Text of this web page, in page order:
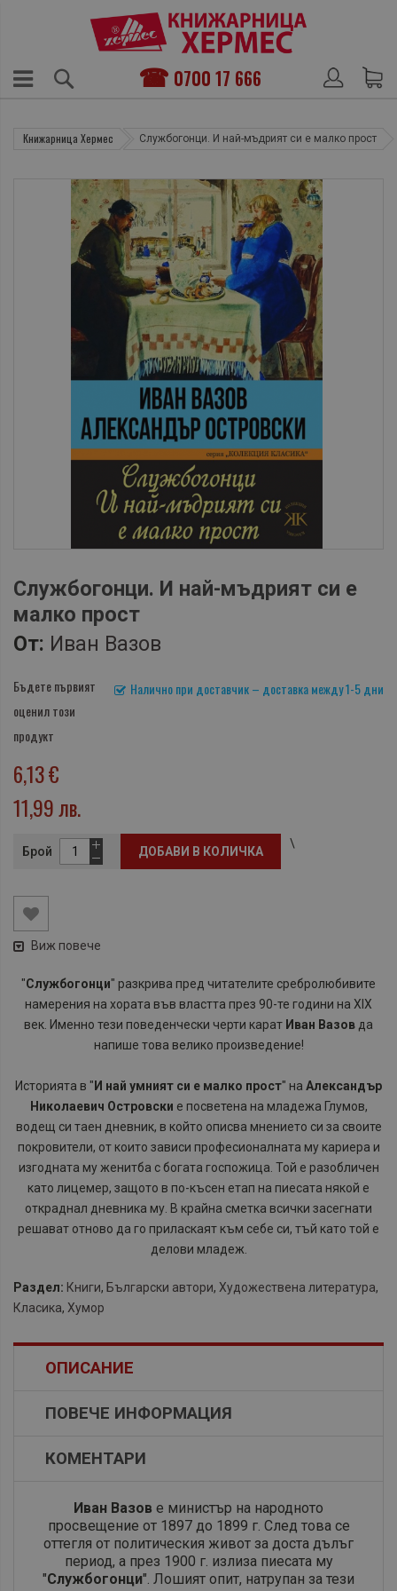
0700 17 666
Книжарница Хермес Службогонци. И най-мъдрият си е малко прост
Службогонци. И най-мъдрият си е
малко прост
От: Иван Вазов
Налично при доставчик – доставка между 1-5 дни
Бъдете първият
оценил този
продукт
6,13 €
11,99 лв.
Брой ДОБАВИ В КОЛИЧКА
\
Виж повече
"Службогонци" разкрива пред читателите сребролюбивите
намерения на хората във властта през 90-те години на XIX
век. Именно тези поведенчески черти карат Иван Вазовда
напише това велико произведение!
Историята в " И най умният си е малко прост" на Александър
Николаевич Островски е посветена на младежа Глумов,
водещ си таен дневник, в който описва мнението си за своите
покровители, от които зависи професионалната му кариера и
изгодната му женитба с богата госпожица. Той е разобличен
като лицемер, защото в по-късен етап на пиесата някой е
откраднал дневника му. В крайна сметка всички засегнати
решават отново да го приласкаят към себе си, тъй като той е
делови младеж.
Раздел: Книги, Български автори, Художествена литература,
Класика, Хумор
ОПИСАНИЕ
ПОВЕЧЕ ИНФОРМАЦИЯ
КОМЕНТАРИ
Иван Вазов е министър на народното
просвещение от 1897 до 1899 г. След това се
оттегля от политическия живот за доста дълъг
период, а през 1900 г. излиза пиесата му
"Службогонци". Лошият опит, натрупан за тези